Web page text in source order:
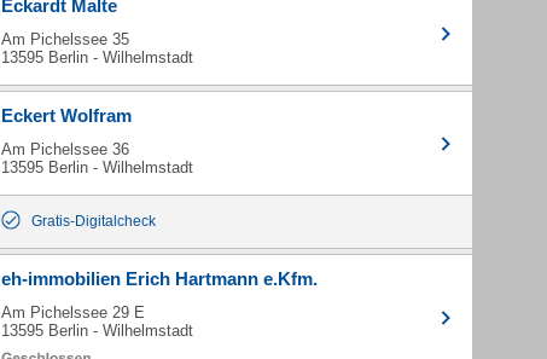
Eckardt Malte
Am Pichelssee 35
13595 Berlin - Wilhelmstadt
Eckert Wolfram
Am Pichelssee 36
13595 Berlin - Wilhelmstadt
Gratis-Digitalcheck
eh-immobilien Erich Hartmann e.Kfm.
Am Pichelssee 29 E
13595 Berlin - Wilhelmstadt